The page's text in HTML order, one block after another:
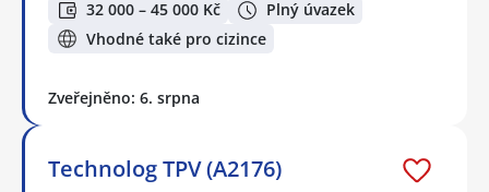
32 000 – 45 000 Kč
Plný úvazek
Vhodné také pro cizince
Zveřejněno: 6. srpna
Technolog TPV (A2176)